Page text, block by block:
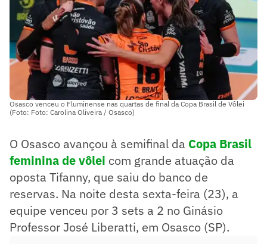
Osasco venceu o Fluminense nas quartas de final da Copa Brasil de Vôlei
(Foto: Foto: Carolina Oliveira / Osasco)
O Osasco avançou à semifinal da Copa Brasil
feminina de vôlei com grande atuação da
oposta Tifanny, que saiu do banco de
reservas. Na noite desta sexta-feira (23), a
equipe venceu por 3 sets a 2 no Ginásio
Professor José Liberatti, em Osasco (SP).